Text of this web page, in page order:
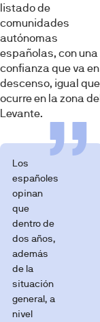
listado de
comunidades
autónomas
españolas, con una
confianza que va en
descenso, igual que
ocurre en la zona
Levante.
Los
españoles
opinan
que
dentro de
dos años,
además
de la
situación
general, a
nivel